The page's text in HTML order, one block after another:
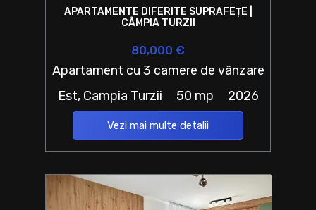
APARTAMENTE DIFERITE SUPRAFEȚE |
CÂMPIA TURZII
80,000 €
Apartament cu 3 camere de vânzare
Est, Campia Turzii
50 mp 2026
Vezi mai multe detalii